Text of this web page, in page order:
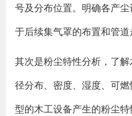
号及分布位置。明确各产
于后续集气罩的布置和管道
其次是粉尘特性分析，了
径分布、密度、湿度、可
型的木工设备产生的粉尘